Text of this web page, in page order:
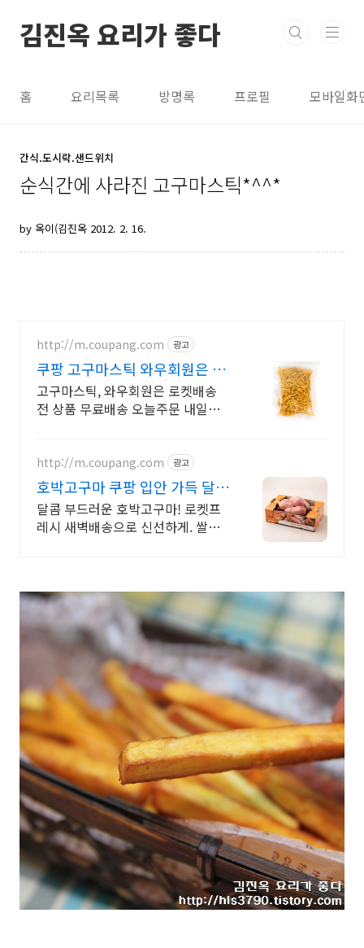
김진옥 요리가 좋다
홈 요리목록 방명록 프로필 모바일화
간식.도시락.샌드위치
순식간에 사라진 고구마스틱*^^*
by 옥이(김진옥 2012. 2. 16.
http://m.coupang.com 광고
쿠팡 고구마스틱 와우회원은 무
제한 무료 배송
고구마스틱, 와우회원은 로켓배송
전 상품 무료배송 오늘주문 내일도
http://m.coupang.com 광고
호박고구마 쿠팡 입안 가득 달콤
함!
달콤 부드러운 호박고구마! 로켓프
레시 새벽배송으로 신선하게. 쌀쌀